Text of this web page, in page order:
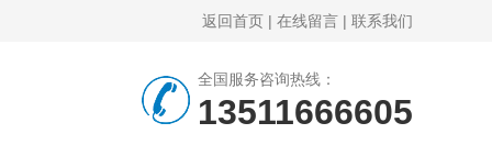
返回首页 | 在线留言 | 联系我们
全国服务咨询热线：
13511666605